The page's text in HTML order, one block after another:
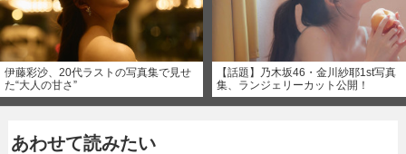
伊藤彩沙、20代ラストの写真集で見せ
た“大人の甘さ”
【話題】乃木坂46・金川紗耶1st写真
集、ランジェリーカット公開！
あわせて読みたい